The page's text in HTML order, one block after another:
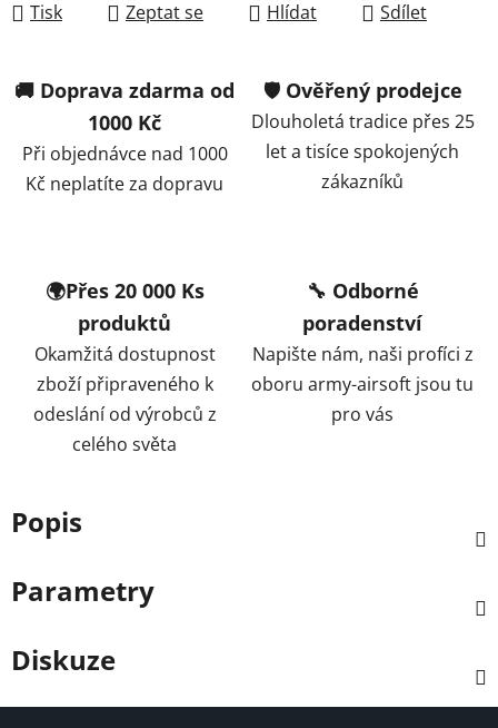
Tisk
Zeptat se Hlídat Sdílet
🚚 Doprava zdarma od
1000 Kč
Při objednávce nad 1000
Kč neplatíte za dopravu
🛡️ Ověřený prodejce
Dlouholetá tradice přes 25
let a tisíce spokojených
zákazníků
🌍Přes 20 000 Ks
produktů
Okamžitá dostupnost
zboží připraveného k
odeslání od výrobců z
celého světa
🔧 Odborné
poradenství
Napište nám, naši profíci z
oboru army-airsoft jsou tu
pro vás
Popis
Parametry
Diskuze